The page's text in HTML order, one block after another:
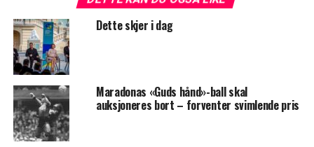
Dette skjer i dag
Maradonas «Guds hånd»-ball skal
auksjoneres bort – forventer svimlende pris